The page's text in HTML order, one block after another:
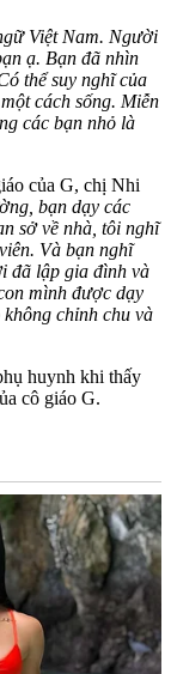
Việt Nam. Người
ạ. Bạn đã nhìn
thể suy nghĩ của
cách sống. Miễn
các bạn nhỏ là
của G, chị Nhi
bạn dạy các
sở về nhà, tôi nghĩ
Và bạn nghĩ
đã lập gia đình và
mình được dạy
chỉnh chu và
huynh khi thấy
cô giáo G.